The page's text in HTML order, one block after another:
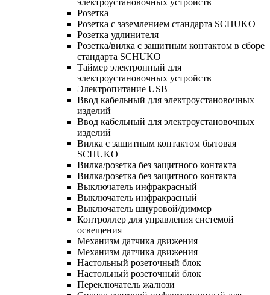
Розетка
Розетка с заземлением стандарта SCHUKO
Розетка удлинителя
Розетка/вилка с защитным контактом в сборе
стандарта SCHUKO
Таймер электронный для
электроустановочных устройств
Электропитание USB
Ввод кабельный для электроустановочных
изделий
Ввод кабельный для электроустановочных
изделий
Вилка с защитным контактом бытовая
SCHUKO
Вилка/розетка без защитного контакта
Вилка/розетка без защитного контакта
Выключатель инфракрасный
Выключатель инфракрасный
Выключатель шнуровой/диммер
Контроллер для управления системой
освещения
Механизм датчика движения
Механизм датчика движения
Настольный розеточный блок
Настольный розеточный блок
Переключатель жалюзи